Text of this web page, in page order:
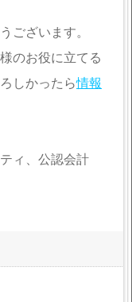
ございます。
のお役に立てる
しかったら情報
ィ、公認会計